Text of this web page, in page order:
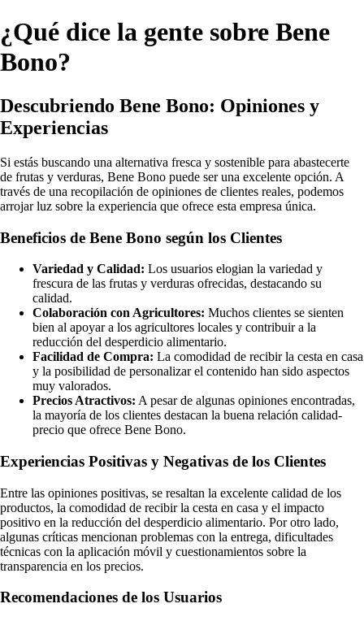
¿Qué dice la gente sobre Bene
Bono?
Descubriendo Bene Bono: Opiniones y
Experiencias
Si estás buscando una alternativa fresca y sostenible para abastecerte
de frutas y verduras, Bene Bono puede ser una excelente opción. A
través de una recopilación de opiniones de clientes reales, podemos
arrojar luz sobre la experiencia que ofrece esta empresa única.
Beneficios de Bene Bono según los Clientes
Variedad y Calidad: Los usuarios elogian la variedad y
frescura de las frutas y verduras ofrecidas, destacando su
calidad.
Colaboración con Agricultores: Muchos clientes se sienten
bien al apoyar a los agricultores locales y contribuir a la
reducción del desperdicio alimentario.
Facilidad de Compra: La comodidad de recibir la cesta en casa
y la posibilidad de personalizar el contenido han sido aspectos
muy valorados.
Precios Atractivos: A pesar de algunas opiniones encontradas,
la mayoría de los clientes destacan la buena relación calidad-
precio que ofrece Bene Bono.
Experiencias Positivas y Negativas de los Clientes
Entre las opiniones positivas, se resaltan la excelente calidad de los
productos, la comodidad de recibir la cesta en casa y el impacto
positivo en la reducción del desperdicio alimentario. Por otro lado,
algunas críticas mencionan problemas con la entrega, dificultades
técnicas con la aplicación móvil y cuestionamientos sobre la
transparencia en los precios.
Recomendaciones de los Usuarios